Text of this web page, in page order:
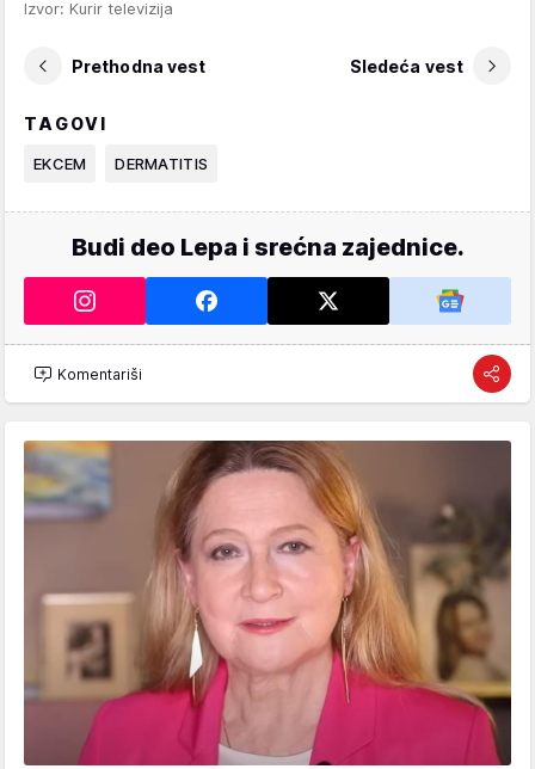
Izvor: Kurir televizija
Prethodna vest Sledeća vest
TAGOVI
EKCEM DERMATITIS
Budi deo Lepa i srećna zajednice.
Komentariši